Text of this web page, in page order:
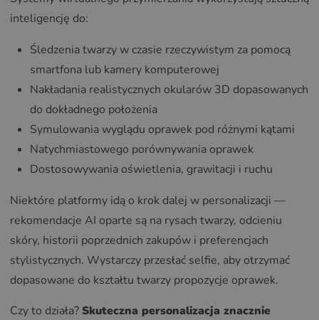
inteligencję do:
Śledzenia twarzy w czasie rzeczywistym za pomocą
smartfona lub kamery komputerowej
Nakładania realistycznych okularów 3D dopasowanych
do dokładnego położenia
Symulowania wyglądu oprawek pod różnymi kątami
Natychmiastowego porównywania oprawek
Dostosowywania oświetlenia, grawitacji i ruchu
Niektóre platformy idą o krok dalej w personalizacji —
rekomendacje AI oparte są na rysach twarzy, odcieniu
skóry, historii poprzednich zakupów i preferencjach
stylistycznych. Wystarczy przesłać selfie, aby otrzymać
dopasowane do kształtu twarzy propozycje oprawek.
Czy to działa?Skuteczna personalizacja znacznie